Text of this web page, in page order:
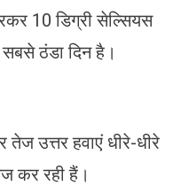
10 डिग्री सेल्सियस
ठंडा दिन है।
उत्तर हवाएं धीरे-धीरे
कर रही हैं।